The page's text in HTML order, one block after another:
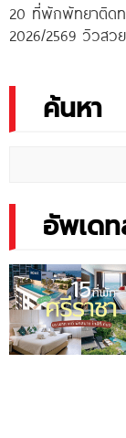
20 ที่พักพัทยาติดท
2026/2569 วิวสว
ค้นหา
อัพเด